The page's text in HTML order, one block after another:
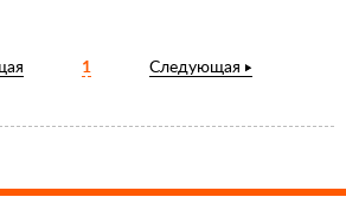
1 Следующая